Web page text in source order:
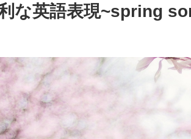
な英語表現~spring